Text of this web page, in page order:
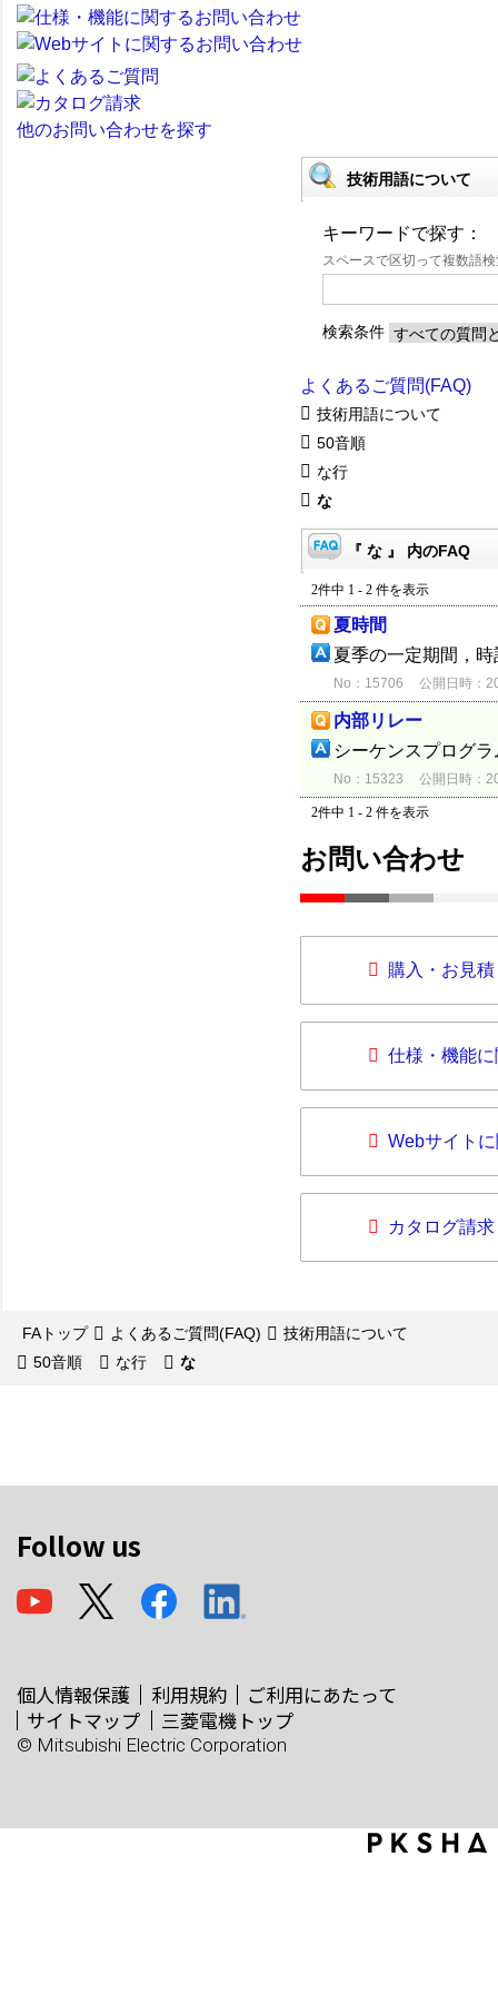
他のお問い合わせを探す
技術用語について
キーワードで探す：
スペースで区切って複数語
検索条件
よくあるご質問(FAQ)
技術用語について
50音順
な行
な
『 な 』 内のFAQ
2件中 1 - 2 件を表示
夏時間
夏季の一定期間，
No：15706 公開日時：
内部リレー
シーケンスプログ
No：15323 公開日時：
2件中 1 - 2 件を表示
お問い合わせ
購入・お見
仕様・機能
Webサイト
カタログ請求
FAトップ よくあるご質問(FAQ)
技術用語について
50音順
な行 な
Follow us
個人情報保護 利用規約
ご利用にあたって
サイトマップ
三菱電機トップ
© Mitsubishi Electric Corporation